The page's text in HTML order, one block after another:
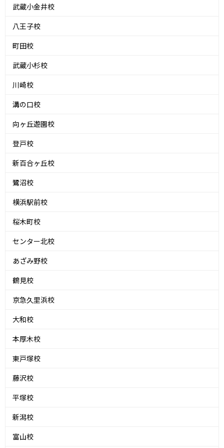
武蔵小金井校
八王子校
町田校
武蔵小杉校
川崎校
溝の口校
向ヶ丘遊園校
登戸校
新百合ヶ丘校
鷺沼校
横浜駅前校
桜木町校
センター北校
あざみ野校
鶴見校
京急久里浜校
大和校
本厚木校
東戸塚校
藤沢校
平塚校
新潟校
富山校